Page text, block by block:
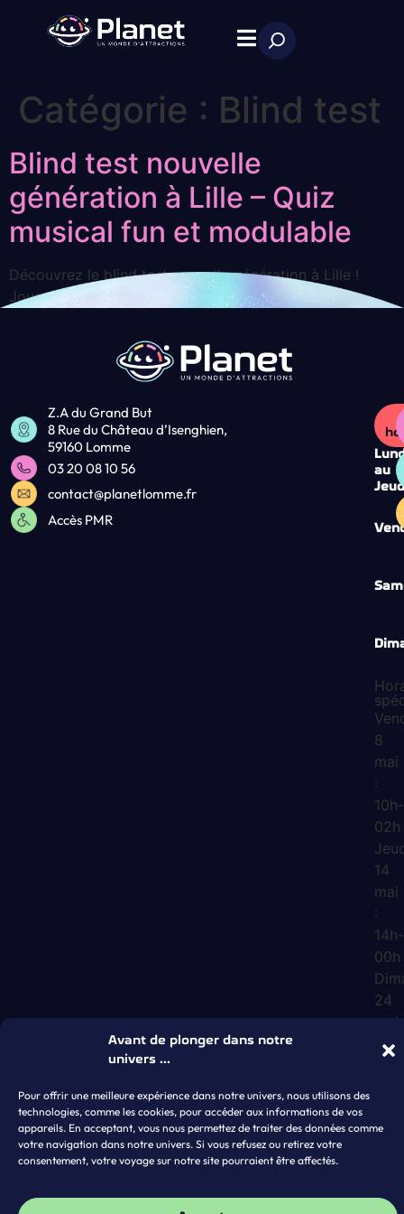
Avant de plonger dans notre
univers ...
Pour offrir une meilleure expérience dans notre univers, nous utilisons des
technologies, comme les cookies, pour accéder aux informations de vos
appareils. En acceptant, vous nous permettez de traiter des données comme
votre navigation dans notre univers. Si vous refusez ou retirez votre
consentement, votre voyage sur notre site pourraient être affectés.
Catégorie : Blind test
Blind test nouvelle
génération à Lille – Quiz
musical fun et modulable
Découvrez le blind test nouvelle génération à Lille !
Jouez depuis votre smartphone, seul ou en groupe,
Z.A du Grand But
8 Rue du Château d’Isenghien,
59160 Lomme
03 20 08 10 56
contact@planetlomme.fr
Accès PMR
au
8
mai
:
10h-
02h
14
mai
:
14h-
00h
24
mai